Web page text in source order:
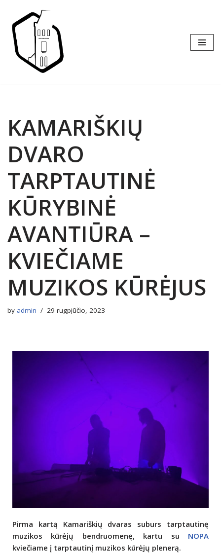
Skip
to
content
KAMARIŠKIŲ
DVARO
TARPTAUTINĖ
KŪRYBINĖ
AVANTIŪRA –
KVIEČIAME
MUZIKOS KŪRĖJUS
by admin 29 rugpjūčio, 2023
Pirma kartą Kamariškių dvaras suburs tarptautinę
muzikos kūrėjų bendruomenę, kartu su NOPA
kviečiame į tarptautinį muzikos kūrėjų plenerą.